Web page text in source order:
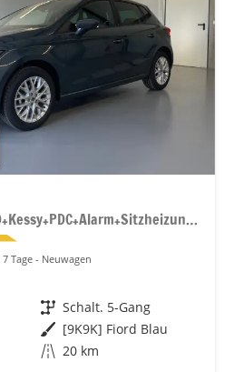
Style 80PS Voll-LED+Kessy+PDC+Alarm+Sitzheizung+Kamera+App-Connect
7 Tage Neuwagen
Getriebe Schalt. 5-Gang
Außenfarbe [9K9K] Fiord Blau
Kilometerstand 20 km